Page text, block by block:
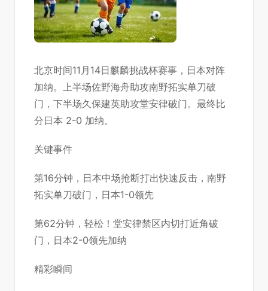
北京时间11月14日麒麟挑战杯赛事，日本对阵
加纳。上半场佐野海舟助攻南野拓实单刀破
门，下半场久保建英助攻堂安律破门。最终比
分日本 2-0 加纳。
关键事件
第16分钟，日本中场抢断打出快速反击，南野
拓实单刀破门，日本1-0领先
第62分钟，轻松！堂安律禁区内切打近角破
门，日本2-0领先加纳
精彩瞬间